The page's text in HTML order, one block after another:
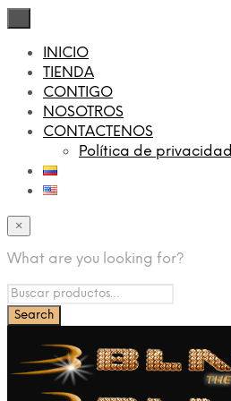
INICIO
TIENDA
CONTIGO
NOSOTROS
CONTACTENOS
Política de privacidad
×
What are you looking for?